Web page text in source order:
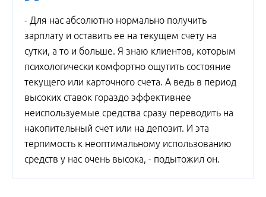
- Для нас абсолютно нормально получить
зарплату и оставить ее на текущем счету на
сутки, а то и больше. Я знаю клиентов, которым
психологически комфортно ощутить состояние
текущего или карточного счета. А ведь в период
высоких ставок гораздо эффективнее
неиспользуемые средства сразу переводить на
накопительный счет или на депозит. И эта
терпимость к неоптимальному использованию
средств у нас очень высока, - подытожил он.